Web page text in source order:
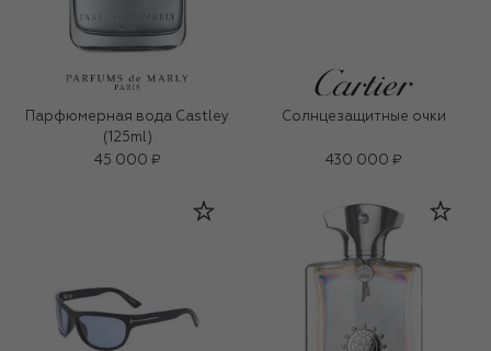
Парфюмерная вода Castley
(125ml)
45 000 ₽
Солнцезащитные очки
430 000 ₽